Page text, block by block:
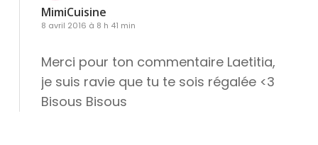
MimiCuisine
8 avril 2016 à 8 h 41 min
Merci pour ton commentaire Laetitia,
je suis ravie que tu te sois régalée <3
Bisous Bisous